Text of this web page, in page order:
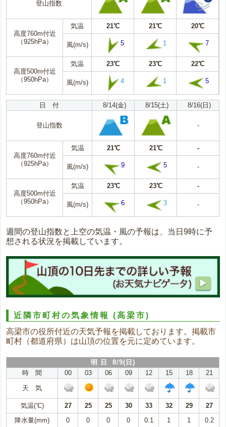
登山指数
高度760m付近
（925hPa）
気温 21℃ 21℃ 20℃
風(m/s) 5 1 7
高度500m付近
（950hPa）
気温 23℃ 23℃ 22℃
風(m/s) 4 1 5
日 付 8/14(金) 8/15(土) 8/16(日)
登山指数 -
高度760m付近
（925hPa）
気温 21℃ 21℃ -
風(m/s) 9 5 -
高度500m付近
（950hPa）
気温 23℃ 23℃ -
風(m/s) 6 3 -
週間の登山指数と上空の気温・風の予報は、当日9時に予
想される状況を掲載しています。
近隣市町村の気象情報(高梁市)
高梁市の役所付近の天気予報を掲載しております。掲載市
町村（都道府県）は山頂の位置を元に定めています。
明 日 8/9(日)
時 間
00 03 06 09 12 15 18
21
天 気
気温(℃) 27 25 25 30 33 32 29
27
降水量(mm)
0 0 0 0 0.1 1 1 0.2